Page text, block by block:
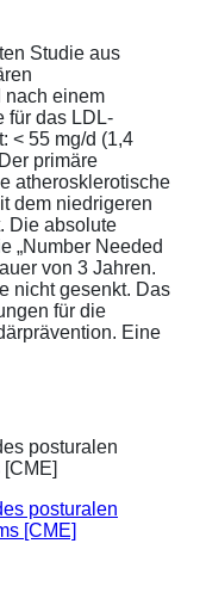
Studie aus
nach einem
für das LDL-
< 55 mg/d (1,4
primäre
atherosklerotische
dem niedrigeren
Die absolute
„Number Needed
von 3 Jahren.
nicht gesenkt. Das
für die
Eine
posturalen
[CME]